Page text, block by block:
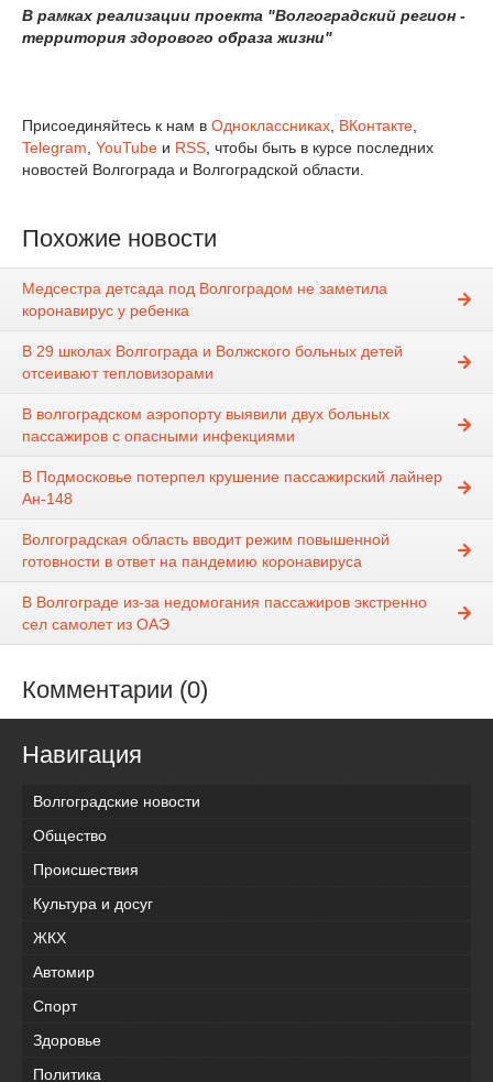
В рамках реализации проекта "Волгоградский регион -
территория здорового образа жизни"
Присоединяйтесь к нам в Одноклассниках ВКонтакте
Telegram YouTube и RSS , чтобы быть в курсе последних
новостей Волгограда и Волгоградской области.
Похожие новости
Медсестра детсада под Волгоградом не заметила
коронавирус у ребенка
В 29 школах Волгограда и Волжского больных детей
отсеивают тепловизорами
В волгоградском аэропорту выявили двух больных
пассажиров с опасными инфекциями
В Подмосковье потерпел крушение пассажирский лайнер
Ан-148
Волгоградская область вводит режим повышенной
готовности в ответ на пандемию коронавируса
В Волгограде из-за недомогания пассажиров экстренно
сел самолет из ОАЭ
Комментарии (0)
Навигация
Волгоградские новости
Общество
Происшествия
Культура и досуг
ЖКХ
Автомир
Спорт
Здоровье
Политика